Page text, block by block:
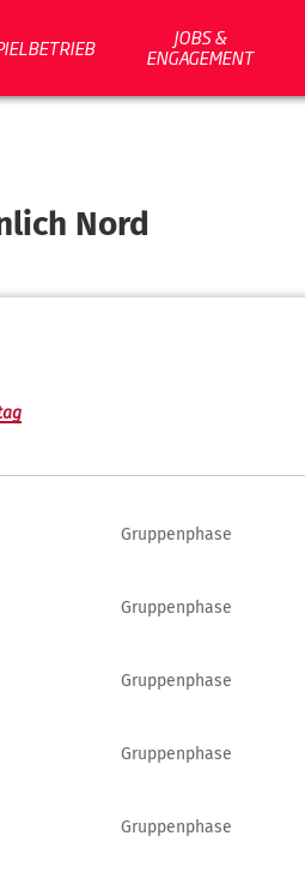
JOBS &
ENGAGEMENT
Nord
Gruppenphase
Gruppenphase
Gruppenphase
Gruppenphase
Gruppenphase